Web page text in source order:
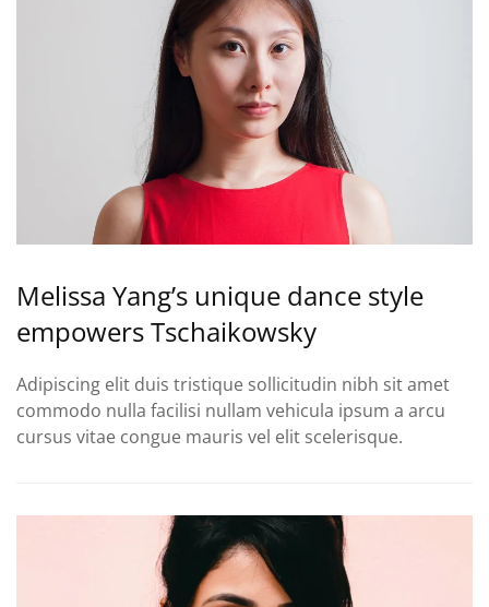
Melissa Yang’s unique dance style
empowers Tschaikowsky
Adipiscing elit duis tristique sollicitudin nibh sit amet
commodo nulla facilisi nullam vehicula ipsum a arcu
cursus vitae congue mauris vel elit scelerisque.